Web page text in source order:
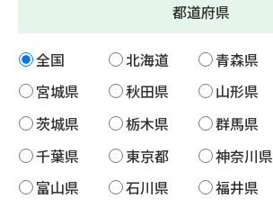
都道府県
全国 北海道 青森県
宮城県
秋田県 山形県
茨城県
栃木県 群馬県
千葉県
東京都 神奈川県
富山県
石川県 福井県